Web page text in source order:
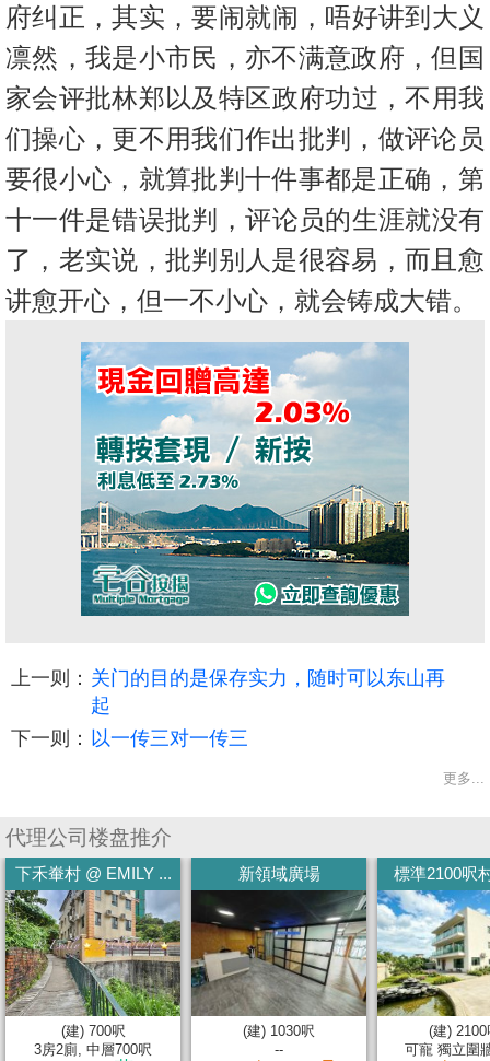
府纠正，其实，要闹就闹，唔好讲到大义
凛然，我是小市民， 亦不满意政府，但国
家会评批林郑以及特区政府功过，不用我
们操心 ，更不用我们作出批判，做评论员
要很小心，就算批判十件事都是正确，第
十一件是错误批判，评论员的生涯就没有
了，老实说， 批判别人是很容易，而且愈
讲愈开心，但一不小心，就会铸成大错。
上一则： 关门的目的是保存实力，随时可以东山再
起
下一则： 以一传三对一传三
更多...
代理公司楼盘推介
下禾輋村 @ EMILY ...
(建) 700呎
3房2廁, 中層700呎
新領域廣場
(建) 1030呎
--
標準2100呎
(建) 2100
可寵 獨立圍